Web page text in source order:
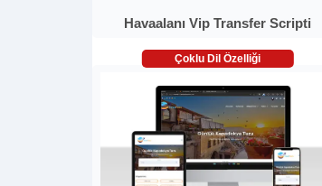
Havaalanı Vip Transfer Scripti
Çoklu Dil Özelliği